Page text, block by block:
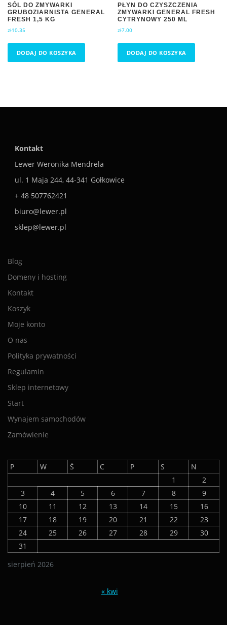
SÓL DO ZMYWARKI
GRUBOZIARNISTA GENERAL
FRESH 1,5 KG
zł10.35
DODAJ DO KOSZYKA
PŁYN DO CZYSZCZENIA
ZMYWARKI GENERAL FRESH
CYTRYNOWY 250 ML
zł7.00
DODAJ DO KOSZYKA
Kontakt
Lewer Weronika Mendrela
ul. 1 Maja 244, 44-341 Gołkowice
+ 48 507762421
biuro@lewer.pl
sklep@lewer.pl
Blog
Domeny i hosting
Kontakt
Koszyk
Moje konto
O nas
Polityka prywatności
Regulamin
Sklep internetowy
Start
Wynajem samochodów
Zamówienie
sierpień 2026
P W Ś C P S
N
1
2
3
4 5 6 7 8
9
10
11 12 13 14 15
16
17
18 19 20 21 22
23
24
25 26 27 28 29
30
31
« kwi